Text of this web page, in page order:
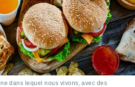
dans lequel nous vivons, avec des